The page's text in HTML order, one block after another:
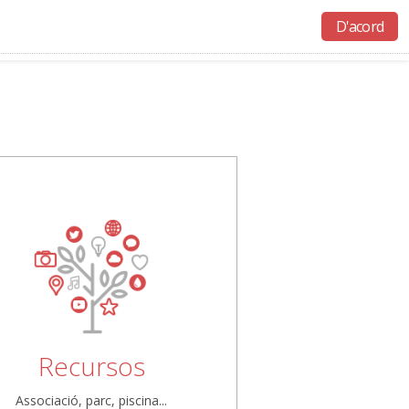
D'acord
Accés
Recursos
Associació, parc, piscina...